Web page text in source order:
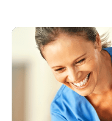
ミッションステー
コーポレートス
小野薬品の特徴・
経営戦略
創薬方針
オープンイノベー
開発方針
IR情報 トップ
経営方針
財務ハイライト
採用情報
サステナビリティ